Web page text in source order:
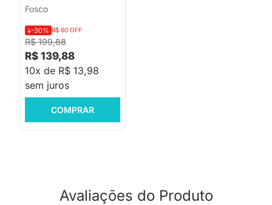
Fosco
R$ 199,88
-30% R$ 60 OFF
R$ 139,88
10x de R$ 13,98
sem juros
COMPRAR
Avaliações do Produto